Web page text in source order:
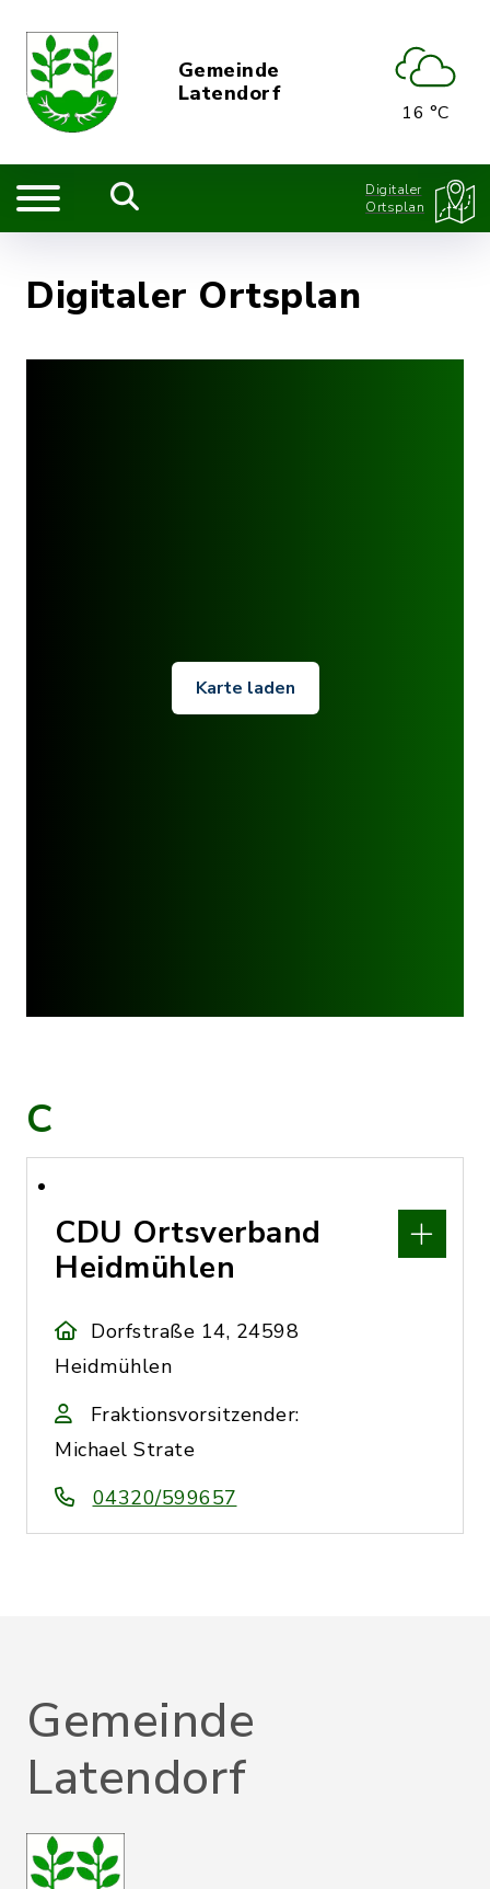
Gemeinde
Latendorf
16 °C
Digitaler
Ortsplan
Digitaler Ortsplan
Karte laden
C
CDU Ortsverband
Heidmühlen
Dorfstraße 14, 24598
Heidmühlen
Fraktionsvorsitzender:
Michael Strate
04320/599657
Gemeinde
Latendorf